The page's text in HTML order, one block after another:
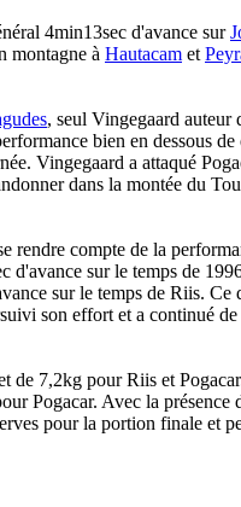
4min13sec d'avance sur
montagne à Hautacam et
, seul Vingegaard auteur
bien en dessous
Vingegaard a attaqué
dans la montée du
rendre compte de la
d'avance sur le temps de
sur le temps de Riis. Ce
son effort et a continué
de 7,2kg pour Riis et
Pogacar. Avec la
pour la portion finale et